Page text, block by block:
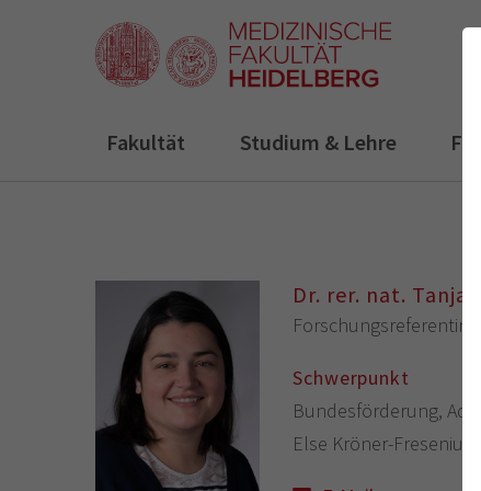
Fakultät Studium & Lehre
Dr. rer. nat. Tanja
Forschungsreferentin
Schwerpunkt
Bundesförderung,
Else Kröner-